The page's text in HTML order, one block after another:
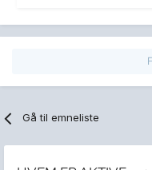
Gå til emneliste